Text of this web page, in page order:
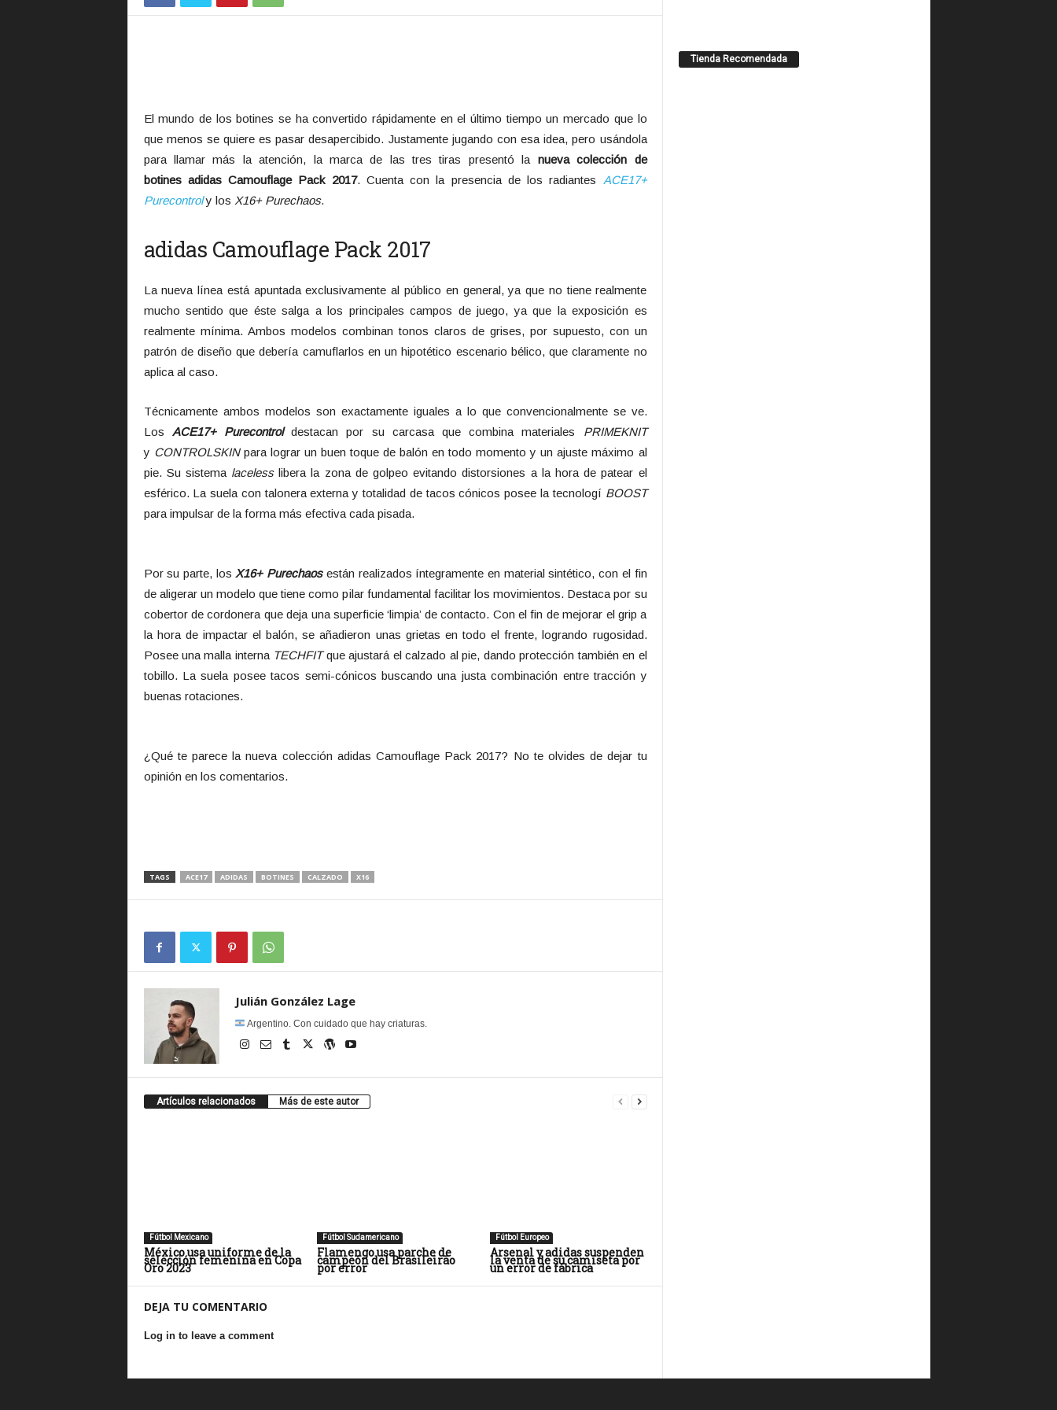
El mundo de los botines se ha convertido rápidamente en el último tiempo un mercado que lo
que menos se quiere es pasar desapercibido. Justamente jugando con esa idea, pero usándola
para llamar más la atención, la marca de las tres tiras presentó la nueva colección de
botines adidas Camouflage Pack 2017. Cuenta con la presencia de los radiantes ACE17+
Purecontroly los X16+ Purechaos.
adidas Camouflage Pack 2017
La nueva línea está apuntada exclusivamente al público en general, ya que no tiene realmente
mucho sentido que éste salga a los principales campos de juego, ya que la exposición es
realmente mínima. Ambos modelos combinan tonos claros de grises, por supuesto, con un
patrón de diseño que debería camuflarlos en un hipotético escenario bélico, que claramente no
aplica al caso.
Técnicamente ambos modelos son exactamente iguales a lo que convencionalmente se ve.
Los ACE17+ Purecontroldestacan por su carcasa que combina materiales PRIMEKNIT
y CONTROLSKINpara lograr un buen toque de balón en todo momento y un ajuste máximo al
pie. Su sistema lacelesslibera la zona de golpeo evitando distorsiones a la hora de patear el
esférico. La suela con talonera externa y totalidad de tacos cónicos posee la tecnologí BOOST
para impulsar de la forma más efectiva cada pisada.
Por su parte, los X16+ Purechaosestán realizados íntegramente en material sintético, con el fin
de aligerar un modelo que tiene como pilar fundamental facilitar los movimientos. Destaca por su
cobertor de cordonera que deja una superficie ‘limpia’ de contacto. Con el fin de mejorar el grip a
la hora de impactar el balón, se añadieron unas grietas en todo el frente, logrando rugosidad.
Posee una malla interna TECHFITque ajustará el calzado al pie, dando protección también en el
tobillo. La suela posee tacos semi-cónicos buscando una justa combinación entre tracción y
buenas rotaciones.
¿Qué te parece la nueva colección adidas Camouflage Pack 2017? No te olvides de dejar tu
opinión en los comentarios.
TAGS ACE17 ADIDAS BOTINES CALZADO X16
Julián González Lage
Argentino. Con cuidado que hay criaturas.
Artículos relacionados Más de este autor
Fútbol Mexicano
México usa uniforme de la
selección femenina en Copa
Oro 2023
Fútbol Sudamericano
Flamengo usa parche de
campeón del Brasileirão
por error
Fútbol Europeo
Arsenal y adidas suspenden
la venta de su camiseta por
un error de fábrica
DEJA TU COMENTARIO
Log in to leave a comment
Tienda Recomendada